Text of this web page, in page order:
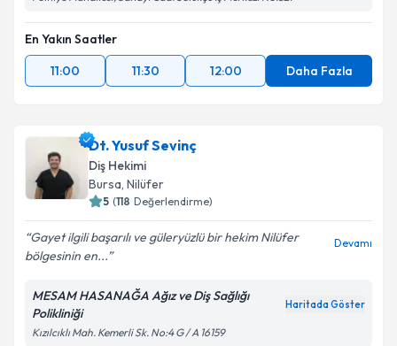
En Yakın Saatler
11:00
11:30 12:00 Daha Fazla
Dt. Yusuf Sevinç
Diş Hekimi
Bursa, Nilüfer
5 (118 Değerlendirme)
Gayet ilgili başarılı ve güleryüzlü bir hekim Nilüfer
bölgesinin en...
Devamı
MESAM HASANAĞA Ağız ve Diş Sağlığı
Polikliniği
Haritada Göster
Kızılcıklı Mah. Kemerli Sk. No:4 G / A 16159